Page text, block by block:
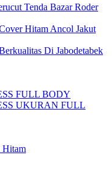
Tenda Bazar Roder
Hitam Ancol Jakut
Di Jabodetabek
FULL BODY
UKURAN FULL
Hitam